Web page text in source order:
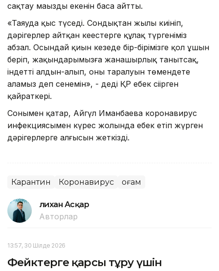
сақтау маңызды екенін баса айтты.
«Таяуда қыс түседі. Сондықтан жылы киініп,
дәрігерлер айтқан кеңестерге құлақ түргеніміз
абзал. Осындай қиын кезеңде бір-бірімізге қол ұшын
беріп, жақындарымызға жанашырлық танытсақ,
індеттің алдын-алып, оның таралуын төмендете
аламыз деп сенемін», - деді ҚР еңбек сіңірген
қайраткері.
Сонымен қатар, Айгүл Иманбаева коронавирус
инфекциясымен күрес жолында еңбек етіп жүрген
дәрігерлерге алғысын жеткізді.
Карантин Коронавирус Қоғам
Әлихан Асқар
Авторлар
13:57, 30 Шілде 2026
Фейктерге қарсы тұру үшін